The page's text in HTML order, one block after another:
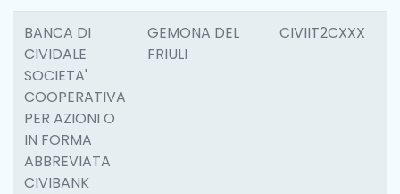
BANCA DI
CIVIDALE
SOCIETA'
COOPERATIVA
PER AZIONI O
IN FORMA
ABBREVIATA
CIVIBANK
GEMONA DEL
FRIULI
CIVIIT2CXXX